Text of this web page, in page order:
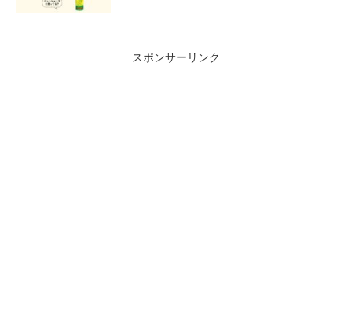
スポンサーリンク